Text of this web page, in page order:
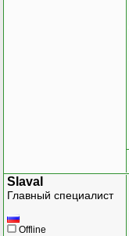
SlavaI
Главный специалист
Offline